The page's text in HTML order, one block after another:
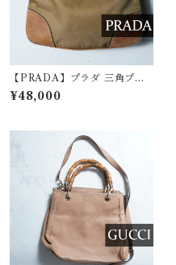
【PRADA】プラダ 三角プレ
ートロゴ高密度ナイロン・レ
ザーショルダーバッグ mastar
¥48,000